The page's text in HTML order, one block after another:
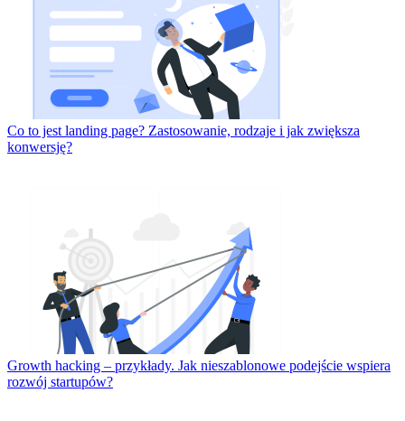
Co to jest landing page? Zastosowanie, rodzaje i jak zwiększa
konwersję?
Growth hacking – przykłady. Jak nieszablonowe podejście wspiera
rozwój startupów?